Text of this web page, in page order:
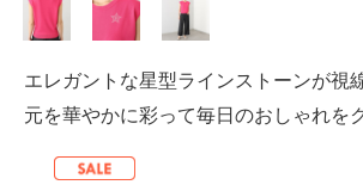
エレガントな星型ラインストーンが
元を華やかに彩って毎日のおしゃれを